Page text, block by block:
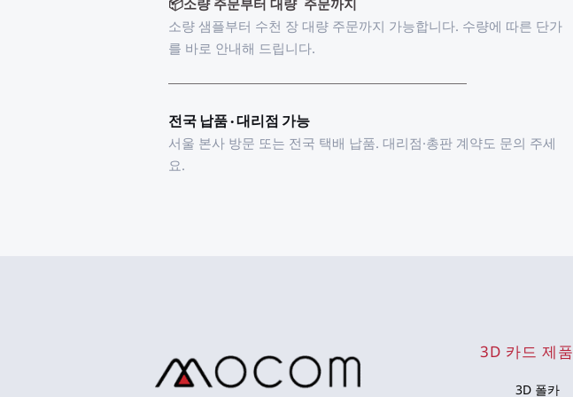
📦소량 주문부터 대량  주문까지
소량 샘플부터 수천 장 대량 주문까지 가능합니다. 수량에 따른 단가
를 바로 안내해 드립니다.
전국 납품 · 대리점 가능
서울 본사 방문 또는 전국 택배 납품. 대리점·총판 계약도 문의 주세
요.
3D 카드 제품
3D 폴카